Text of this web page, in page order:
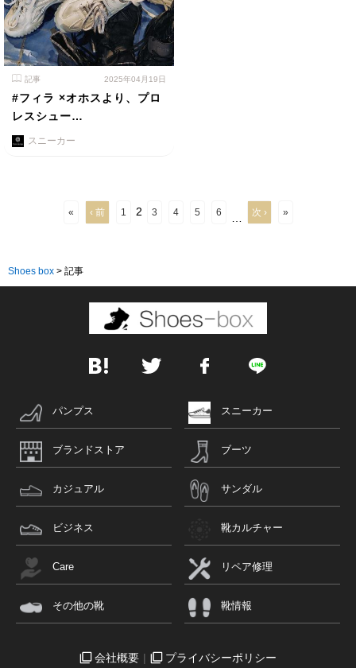
記事 2025年04月19日
#フィラ ×オホスより、プロ
レスシュー…
スニーカー
« ‹ 前 1 2 3 4 5 6 次 › »
Shoes box > 記事
パンプス スニーカー
ブランドストア ブーツ
カジュアル サンダル
ビジネス 靴カルチャー
Care リペア修理
その他の靴 靴情報
会社概要 プライバシーポリシー